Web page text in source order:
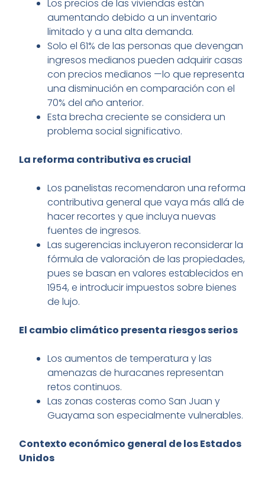
Los precios de las viviendas están
aumentando debido a un inventario
limitado y a una alta demanda.
Solo el 61% de las personas que devengan
ingresos medianos pueden adquirir casas
con precios medianos —lo que representa
una disminución en comparación con el
70% del año anterior.
Esta brecha creciente se considera un
problema social significativo.
La reforma contributiva es crucial
Los panelistas recomendaron una reforma
contributiva general que vaya más allá de
hacer recortes y que incluya nuevas
fuentes de ingresos.
Las sugerencias incluyeron reconsiderar la
fórmula de valoración de las propiedades,
pues se basan en valores establecidos en
1954, e introducir impuestos sobre bienes
de lujo.
El cambio climático presenta riesgos serios
Los aumentos de temperatura y las
amenazas de huracanes representan
retos continuos.
Las zonas costeras como San Juan y
Guayama son especialmente vulnerables.
Contexto económico general de los Estados
Unidos